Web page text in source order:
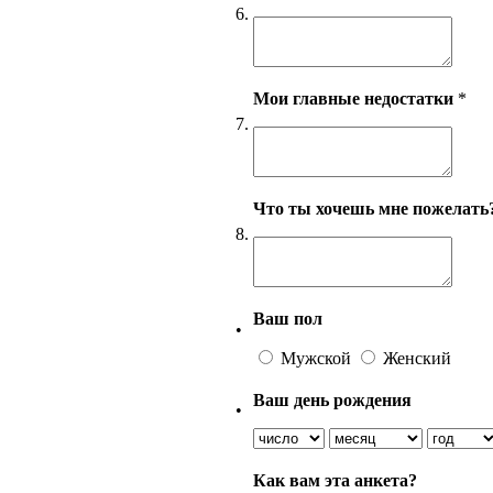
6.
7.
Мои главные недостатки *
8.
Что ты хочешь мне
•
Ваш пол
Мужской Женский
•
Ваш день рождения
Как вам эта анкета?